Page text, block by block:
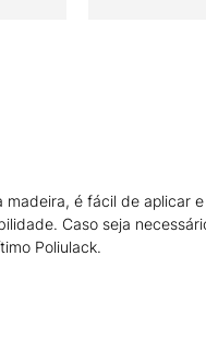
madeira, é fácil de aplicar
Caso seja
Poliulack.